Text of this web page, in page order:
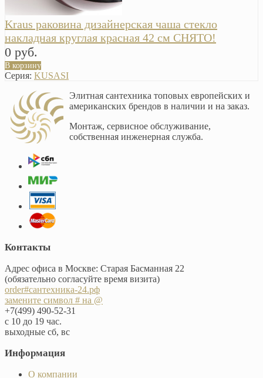
Kraus раковина дизайнерская чаша стекло
накладная круглая красная 42 см СНЯТО!
0 руб.
В корзину
Серия: KUSASI
Элитная сантехника топовых европейских и
американских брендов в наличии и на заказ.
Монтаж, сервисное обслуживание,
собственная инженерная служба.
Контакты
Адрес офиса в Москве: Старая Басманная 22
(обязательно согласуйте время визита)
order#сантехника-24.рф
замените символ # на @
+7(499) 490-52-31
с 10 до 19 час.
выходные сб, вс
Информация
О компании